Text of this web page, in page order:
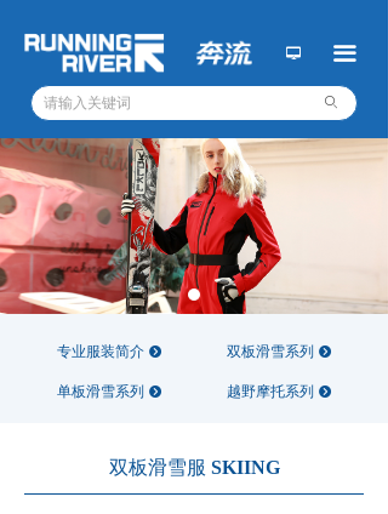
끀
新闻动态
ꁢ 业务一：极限运动培训
ꁢ 业务二：运动设备设施
ꁢ 业务三：专业运动服装
ꀇ 奔流青年旅社
商务合作
投递简历
ꄙ
넡
双板滑雪服 SKIING
专业服装简介 뀹 双板滑雪系列 뀹
单板滑雪系列 뀹 越野摩托系列 뀹